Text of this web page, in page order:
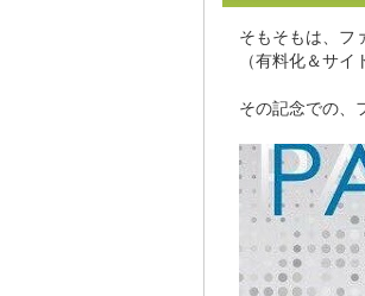
そもそもは、フ
（有料化＆サイ
その記念での、